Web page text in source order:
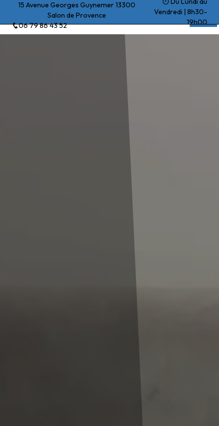
15 Avenue Georges Guynemer 13300
Salon de Provence
06 79 86 43 52
Vendredi | 8h30-
19h00
Beck Yohan
Panneau de gestion des cookies